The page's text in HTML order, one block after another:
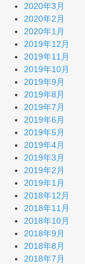
2020年3月
2020年2月
2020年1月
2019年12月
2019年11月
2019年10月
2019年9月
2019年8月
2019年7月
2019年6月
2019年5月
2019年4月
2019年3月
2019年2月
2019年1月
2018年12月
2018年11月
2018年10月
2018年9月
2018年8月
2018年7月